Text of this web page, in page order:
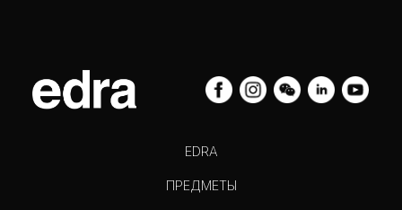
EDRA
ПРЕДМЕТЫ